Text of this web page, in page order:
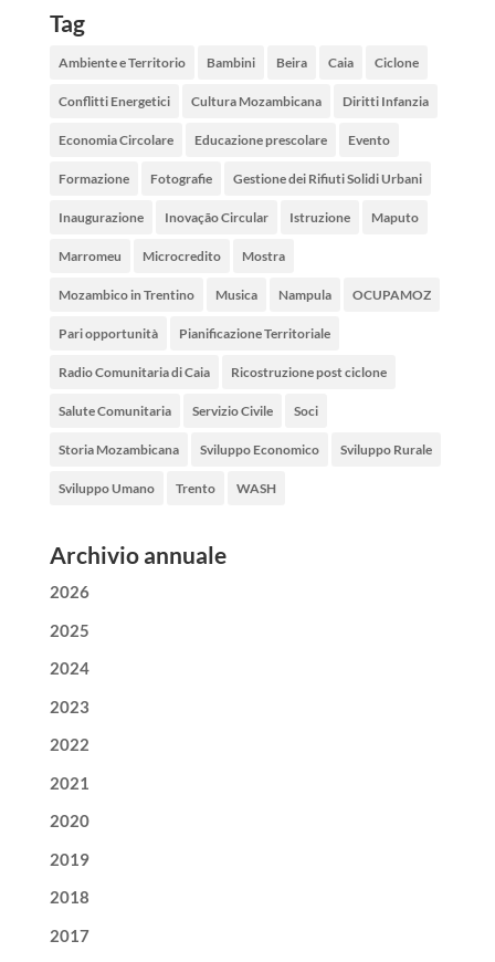
Tag
Ambiente e Territorio Bambini Beira Caia Ciclone
Conflitti Energetici Cultura Mozambicana Diritti Infanzia
Economia Circolare Educazione prescolare Evento
Formazione Fotografie Gestione dei Rifiuti Solidi Urbani
Inaugurazione Inovação Circular Istruzione Maputo
Marromeu Microcredito Mostra
Mozambico in Trentino Musica Nampula OCUPAMOZ
Pari opportunità Pianificazione Territoriale
Radio Comunitaria di Caia Ricostruzione post ciclone
Salute Comunitaria Servizio Civile Soci
Storia Mozambicana Sviluppo Economico Sviluppo Rurale
Sviluppo Umano Trento WASH
Archivio annuale
2026
2025
2024
2023
2022
2021
2020
2019
2018
2017